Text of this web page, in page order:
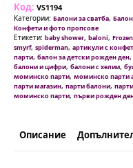
тъмно
синьо
микс
с
конфети
Код: VS1194
Категории: Балони за сватба,
Конфети и фото пропсове
Етикети: baby shower, baloni, Frozen
smyrf, spiderman, артикули с
парти, балон за детски рожден ден,
балони и цифри, балони с хелии,
моминско парти, моминско парти
парти магазин, парти балони,
моминско парти, първи рожден
Описание